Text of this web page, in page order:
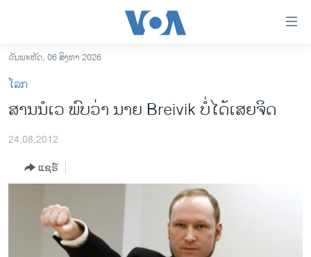
ເຂົ້າ
ຫາ
ຂ້າມ
ໄປ
ຊອກ
ການເລືອກຕັ້ງ ປະທານາທີບໍດີ ສະຫະລັດ 2024
ຂ່າວ​ຈີນ
ອິດສະຫຼະພາບດ້ານການຂ່າວ
ວັນພະຫັດ, 06 ສິງຫາ 2026
ໂລກ
ສານນໍເວ ພົບວ່າ ນາຍ Breivik ບໍ່ໄດ້ເສຍຈິດ
24,08,2012
ແຊຣ໌